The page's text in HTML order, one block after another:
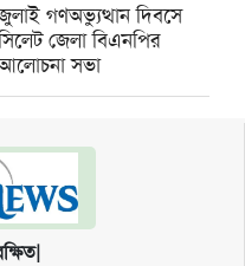
গণঅভ্যুত্থান দিবসে
জেলা বিএনপির
সভা